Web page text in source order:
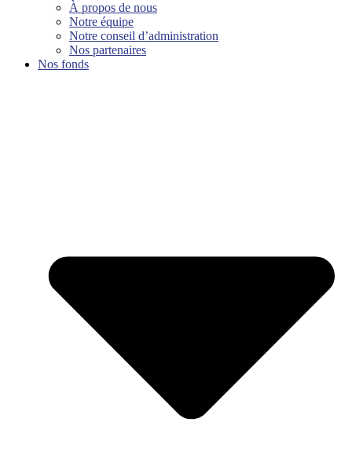
À propos de nous
Notre équipe
Notre conseil d’administration
Nos partenaires
Nos fonds